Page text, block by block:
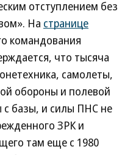
отступлением без
На странице
командования
что тысяча
самолеты,
обороны и полевой
с базы, и силы ПНС не
ЗРК и
там еще с 1980